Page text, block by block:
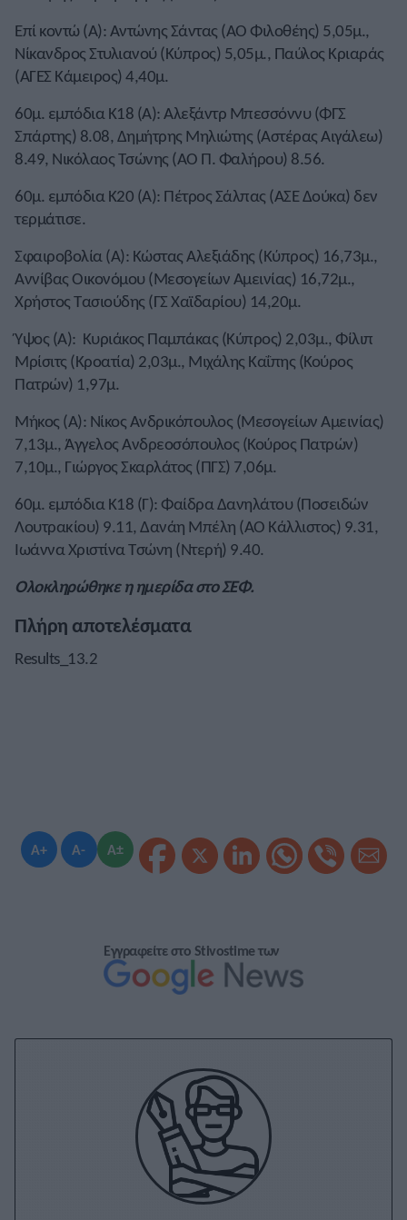
A+ A- A±
Επί κοντώ (Α): Αντώνης Σάντας (ΑΟ Φιλοθέης) 5,05μ.,
Νίκανδρος Στυλιανού (Κύπρος) 5,05μ., Παύλος Κριαράς
(ΑΓΕΣ Κάμειρος) 4,40μ.
60μ. εμπόδια Κ18 (Α): Αλεξάντρ Μπεσσόννυ (ΦΓΣ
Σπάρτης) 8.08, Δημήτρης Μηλιώτης (Αστέρας Αιγάλεω)
8.49, Νικόλαος Τσώνης (ΑΟ Π. Φαλήρου) 8.56.
60μ. εμπόδια Κ20 (Α): Πέτρος Σάλπας (ΑΣΕ Δούκα) δεν
τερμάτισε.
Σφαιροβολία (Α): Κώστας Αλεξιάδης (Κύπρος) 16,73μ.,
Αννίβας Οικονόμου (Μεσογείων Αμεινίας) 16,72μ.,
Χρήστος Τασιούδης (ΓΣ Χαϊδαρίου) 14,20μ.
Ύψος (Α): Κυριάκος Παμπάκας (Κύπρος) 2,03μ., Φίλιπ
Μρίσιτς (Κροατία) 2,03μ., Μιχάλης Καΐπης (Κούρος
Πατρών) 1,97μ.
Μήκος (Α): Νίκος Ανδρικόπουλος (Μεσογείων Αμεινίας)
7,13μ., Άγγελος Ανδρεοσόπουλος (Κούρος Πατρών)
7,10μ., Γιώργος Σκαρλάτος (ΠΓΣ) 7,06μ.
60μ. εμπόδια Κ18 (Γ): Φαίδρα Δανηλάτου (Ποσειδών
Λουτρακίου) 9.11, Δανάη Μπέλη (ΑΟ Κάλλιστος) 9.31,
Ιωάννα Χριστίνα Τσώνη (Ντερή) 9.40.
Ολοκληρώθηκε η ημερίδα στο ΣΕΦ.
Πλήρη αποτελέσματα
Results_13.2
Εγγραφείτε στο Stivostime των